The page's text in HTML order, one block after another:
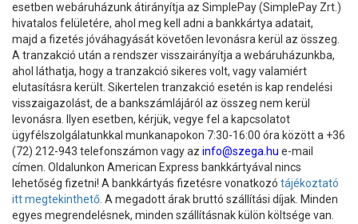
esetben webáruházunk átirányítja az SimplePay (SimplePay Zrt.)
hivatalos felületére, ahol meg kell adni a bankkártya adatait,
majd a fizetés jóváhagyását követően levonásra kerül az összeg.
A tranzakció után a rendszer visszairányítja a webáruházunkba,
ahol láthatja, hogy a tranzakció sikeres volt, vagy valamiért
elutasításra került. Sikertelen tranzakció esetén is kap rendelési
visszaigazolást, de a bankszámlájáról az összeg nem kerül
levonásra. Ilyen esetben, kérjük, vegye fel a kapcsolatot
ügyfélszolgálatunkkal munkanapokon 7:30-16:00 óra között a +36
(72) 212-943 telefonszámon vagy az info@szega.hu e-mail
címen. Oldalunkon American Express bankkártyával nincs
lehetőség fizetni! A bankkártyás fizetésre vonatkozó tájékoztató
itt megtekinthető. A megadott árak bruttó szállítási díjak. Minden
egyes megrendelésnek, minden szállításnak külön költsége van.